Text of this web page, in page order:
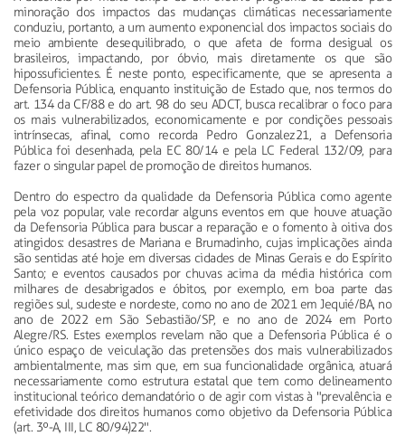
minoração dos impactos das mudanças climáticas necessariamente
conduziu, portanto, a um aumento exponencial dos impactos sociais do
meio ambiente desequilibrado, o que afeta de forma desigual os
brasileiros, impactando, por óbvio, mais diretamente os que são
hipossuficientes. É neste ponto, especificamente, que se apresenta a
Defensoria Pública, enquanto instituição de Estado que, nos termos do
art. 134 da CF/88 e do art. 98 do seu ADCT, busca recalibrar o foco para
os mais vulnerabilizados, economicamente e por condições pessoais
intrínsecas, afinal, como recorda Pedro Gonzalez21, a Defensoria
Pública foi desenhada, pela EC 80/14 e pela LC Federal 132/09, para
fazer o singular papel de promoção de direitos humanos.
Dentro do espectro da qualidade da Defensoria Pública como agente
pela voz popular, vale recordar alguns eventos em que houve atuação
da Defensoria Pública para buscar a reparação e o fomento à oitiva dos
atingidos: desastres de Mariana e Brumadinho, cujas implicações ainda
são sentidas até hoje em diversas cidades de Minas Gerais e do Espírito
Santo; e eventos causados por chuvas acima da média histórica com
milhares de desabrigados e óbitos, por exemplo, em boa parte das
regiões sul, sudeste e nordeste, como no ano de 2021 em Jequié/BA, no
ano de 2022 em São Sebastião/SP, e no ano de 2024 em Porto
Alegre/RS. Estes exemplos revelam não que a Defensoria Pública é o
único espaço de veiculação das pretensões dos mais vulnerabilizados
ambientalmente, mas sim que, em sua funcionalidade orgânica, atuará
necessariamente como estrutura estatal que tem como delineamento
institucional teórico demandatório o de agir com vistas à "prevalência e
efetividade dos direitos humanos como objetivo da Defensoria Pública
(art. 3º-A, III, LC 80/94)22".